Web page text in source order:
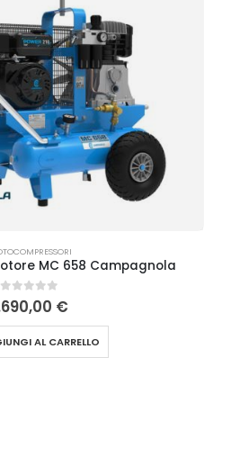
MC 658 Campagnola
0Su 5 €
AL CARRELLO